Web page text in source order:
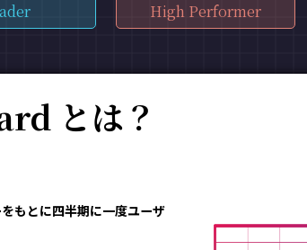
High Performer
とは？
もとに四半期に一度ユーザ